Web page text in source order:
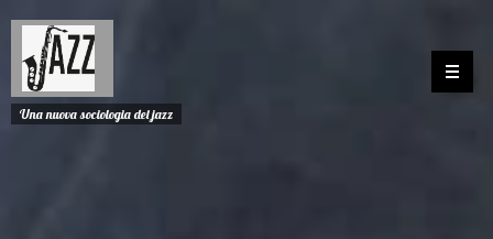
Una nuova sociologia del jazz